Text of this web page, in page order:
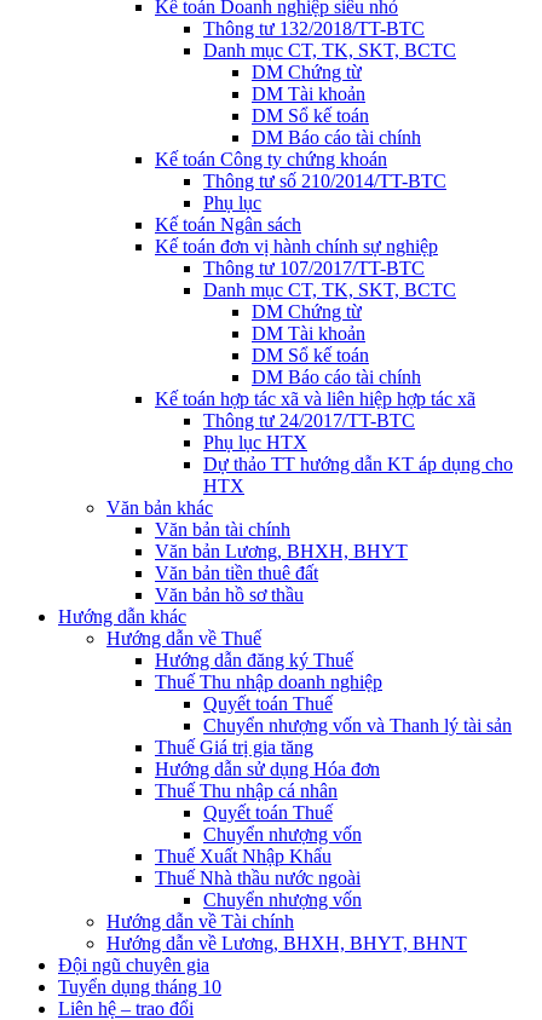
Kế toán Doanh nghiệp siêu nhỏ
Thông tư 132/2018/TT-BTC
Danh mục CT, TK, SKT, BCTC
DM Chứng từ
DM Tài khoản
DM Sổ kế toán
DM Báo cáo tài chính
Kế toán Công ty chứng khoán
Thông tư số 210/2014/TT-BTC
Phụ lục
Kế toán Ngân sách
Kế toán đơn vị hành chính sự nghiệp
Thông tư 107/2017/TT-BTC
Danh mục CT, TK, SKT, BCTC
DM Chứng từ
DM Tài khoản
DM Sổ kế toán
DM Báo cáo tài chính
Kế toán hợp tác xã và liên hiệp hợp tác xã
Thông tư 24/2017/TT-BTC
Phụ lục HTX
Dự thảo TT hướng dẫn KT áp dụng cho
HTX
Văn bản khác
Văn bản tài chính
Văn bản Lương, BHXH, BHYT
Văn bản tiền thuê đất
Văn bản hồ sơ thầu
Hướng dẫn khác
Hướng dẫn về Thuế
Hướng dẫn đăng ký Thuế
Thuế Thu nhập doanh nghiệp
Quyết toán Thuế
Chuyển nhượng vốn và Thanh lý tài sản
Thuế Giá trị gia tăng
Hướng dẫn sử dụng Hóa đơn
Thuế Thu nhập cá nhân
Quyết toán Thuế
Chuyển nhượng vốn
Thuế Xuất Nhập Khẩu
Thuế Nhà thầu nước ngoài
Chuyển nhượng vốn
Hướng dẫn về Tài chính
Hướng dẫn về Lương, BHXH, BHYT, BHNT
Đội ngũ chuyên gia
Tuyển dụng tháng 10
Liên hệ – trao đổi